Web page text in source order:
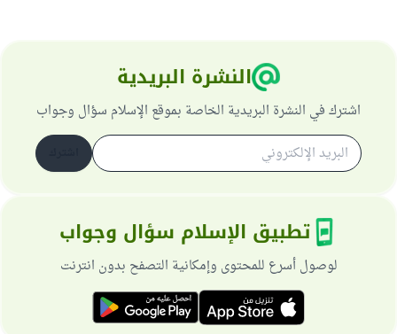
النشرة البريدية
اشترك في النشرة البريدية الخاصة بموقع الإسلام سؤال وجواب
تطبيق الإسلام سؤال وجواب
لوصول أسرع للمحتوى وإمكانية التصفح بدون انترنت